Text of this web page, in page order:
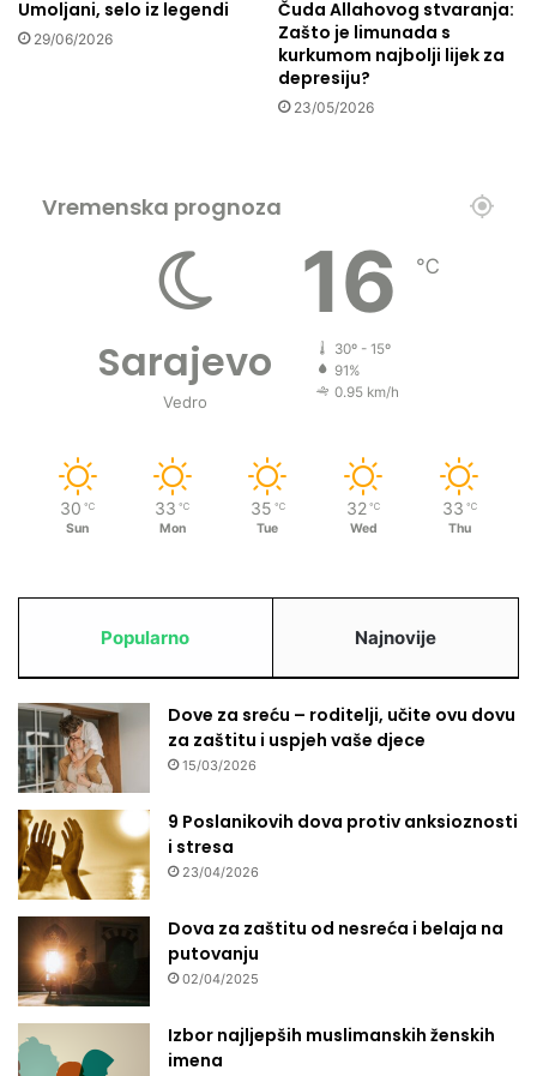
k
n
Umoljani, selo iz legendi
29/06/2026
Čuda Allahovog stvaranja:
Zašto je limunada s
kurkumom najbolji lijek za
depresiju?
23/05/2026
Vremenska prognoza
Sarajevo
Vedro
16 ℃
30º - 15º
91%
0.95 km/h
30 ℃
Sun
33 ℃
Mon
35 ℃
Tue
32 ℃
Wed
33 ℃
Thu
Popularno Najnovije
Dove za sreću – roditelji, učite ovu dovu
za zaštitu i uspjeh vaše djece
15/03/2026
9 Poslanikovih dova protiv anksioznosti
i stresa
23/04/2026
Dova za zaštitu od nesreća i belaja na
putovanju
02/04/2025
Izbor najljepših muslimanskih ženskih
imena